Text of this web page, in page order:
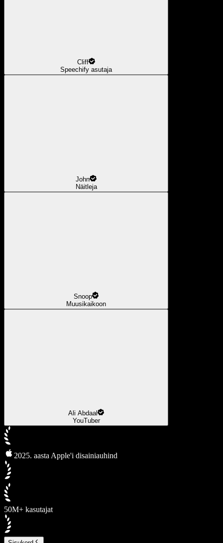
Cliff
Speechify asutaja
John
Näitleja
Snoop
Muusikaikoon
Ali Abdaal
YouTuber
2025. aasta Apple'i disainiauhind
50M+ kasutajat